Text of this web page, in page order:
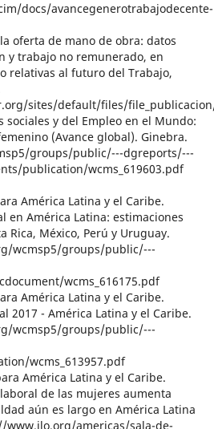
docs/avancegenerotrabajodecente-
oferta de mano de obra: datos
y trabajo no remunerado, en
relativas al futuro del Trabajo,
sites/default/files/
sociales y del Empleo en el Mundo:
(Avance global). Ginebra.
groups/public/---dgreports/---
publication/wcms_619603.pdf
América Latina y el Caribe.
en América Latina: estimaciones
Rica, México, Perú y Uruguay.
wcmsp5/groups/public/---
wcms_616175.pdf
América Latina y el Caribe.
2017 - América Latina y el Caribe.
wcmsp5/groups/public/---
wcms_613957.pdf
América Latina y el Caribe.
de las mujeres aumenta
aún es largo en América Latina
www.ilo.org/americas/sala-de-